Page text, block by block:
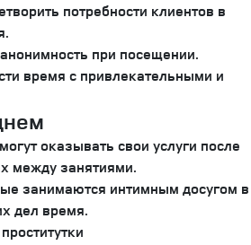
потребности клиентов в
при посещении.
время с привлекательными и
оказывать свои услуги после
между занятиями.
занимаются интимным досугом в
дел время.